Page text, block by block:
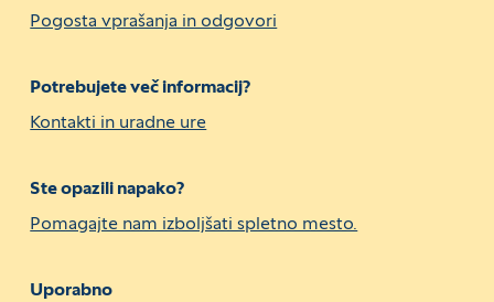
Pogosta vprašanja in odgovori
Potrebujete več informacij?
Kontakti in uradne ure
Ste opazili napako?
Pomagajte nam izboljšati spletno mesto.
Uporabno